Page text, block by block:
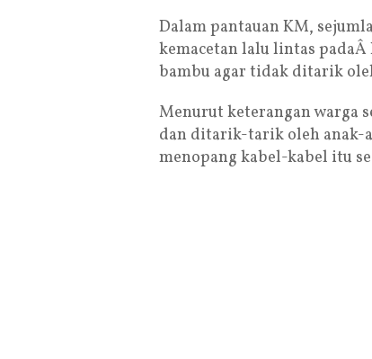
Dalam pantauan KM,
kemacetan lalu lintas
bambu agar tidak ditarik
Menurut keterangan warga
dan ditarik-tarik oleh anak-
menopang kabel-kabel itu